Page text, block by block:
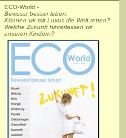
ECO-World -
Bewusst besser leben.
Können wir mit Luxus die Welt retten?
Welche Zukunft hinterlassen wir
unseren Kindern?